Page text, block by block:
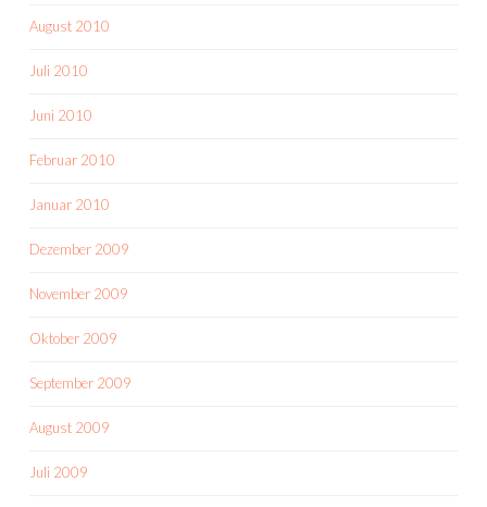
August 2010
Juli 2010
Juni 2010
Februar 2010
Januar 2010
Dezember 2009
November 2009
Oktober 2009
September 2009
August 2009
Juli 2009